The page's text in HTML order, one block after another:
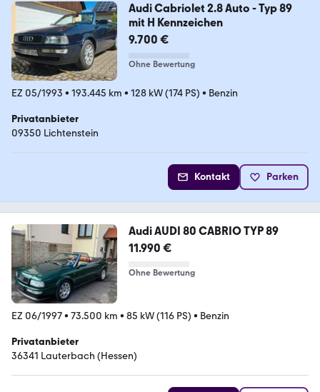
Audi Cabriolet 2.8 Auto - Typ 89
mit H Kennzeichen
9.700 €
Ohne Bewertung
EZ 05/1993 • 193.445 km • 128 kW (174 PS) • Benzin
Privatanbieter
09350 Lichtenstein
Kontakt Parken
Audi AUDI 80 CABRIO TYP 89
11.990 €
Ohne Bewertung
EZ 06/1997• 73.500 km • 85 kW (116 PS) • Benzin
Privatanbieter
36341 Lauterbach (Hessen)